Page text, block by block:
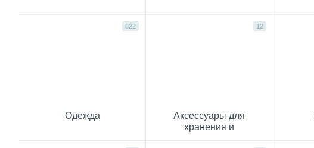
822
Одежда
12
Аксессуары для
хранения и